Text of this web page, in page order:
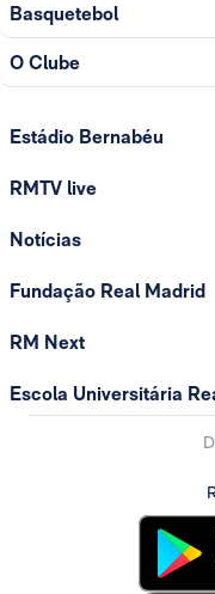
Basquetebol
O Clube
Estádio Bernabéu
RMTV live
Notícias
Fundação Real Madrid
RM Next
Escola Universitária